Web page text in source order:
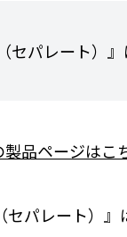
パレート）』
製品ページはこ
セパレート）』